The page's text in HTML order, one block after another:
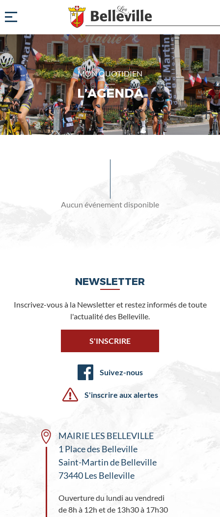
MON QUOTIDIEN
L’AGENDA
Aucun événement disponible
NEWSLETTER
Inscrivez-vous à la Newsletter et restez informés de toute
l'actualité des Belleville.
S'INSCRIRE
Suivez-nous
S'inscrire aux alertes
MAIRIE LES BELLEVILLE
1 Place des Belleville
Saint-Martin de Belleville
73440 Les Belleville
Ouverture du lundi au vendredi
de 8h à 12h et de 13h30 à 17h30